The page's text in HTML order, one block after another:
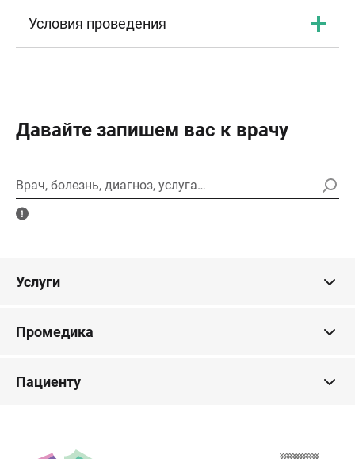
Условия проведения
Давайте запишем вас к врачу
Врач, болезнь, диагноз, услуга…
Услуги
Промедика
Пациенту